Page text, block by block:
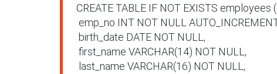
CREATE TABLE IF NOT EXISTS employees (
birth_date DATE NOT NULL,
first_name VARCHAR(14) NOT NULL,